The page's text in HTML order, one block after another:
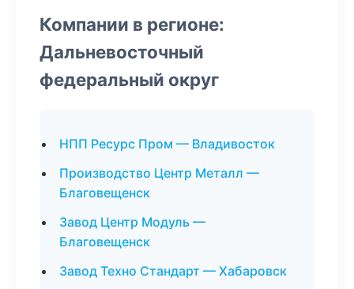
Компании в регионе:
Дальневосточный
федеральный округ
НПП Ресурс Пром — Владивосток
Производство Центр Металл —
Благовещенск
Завод Центр Модуль —
Благовещенск
Завод Техно Стандарт — Хабаровск